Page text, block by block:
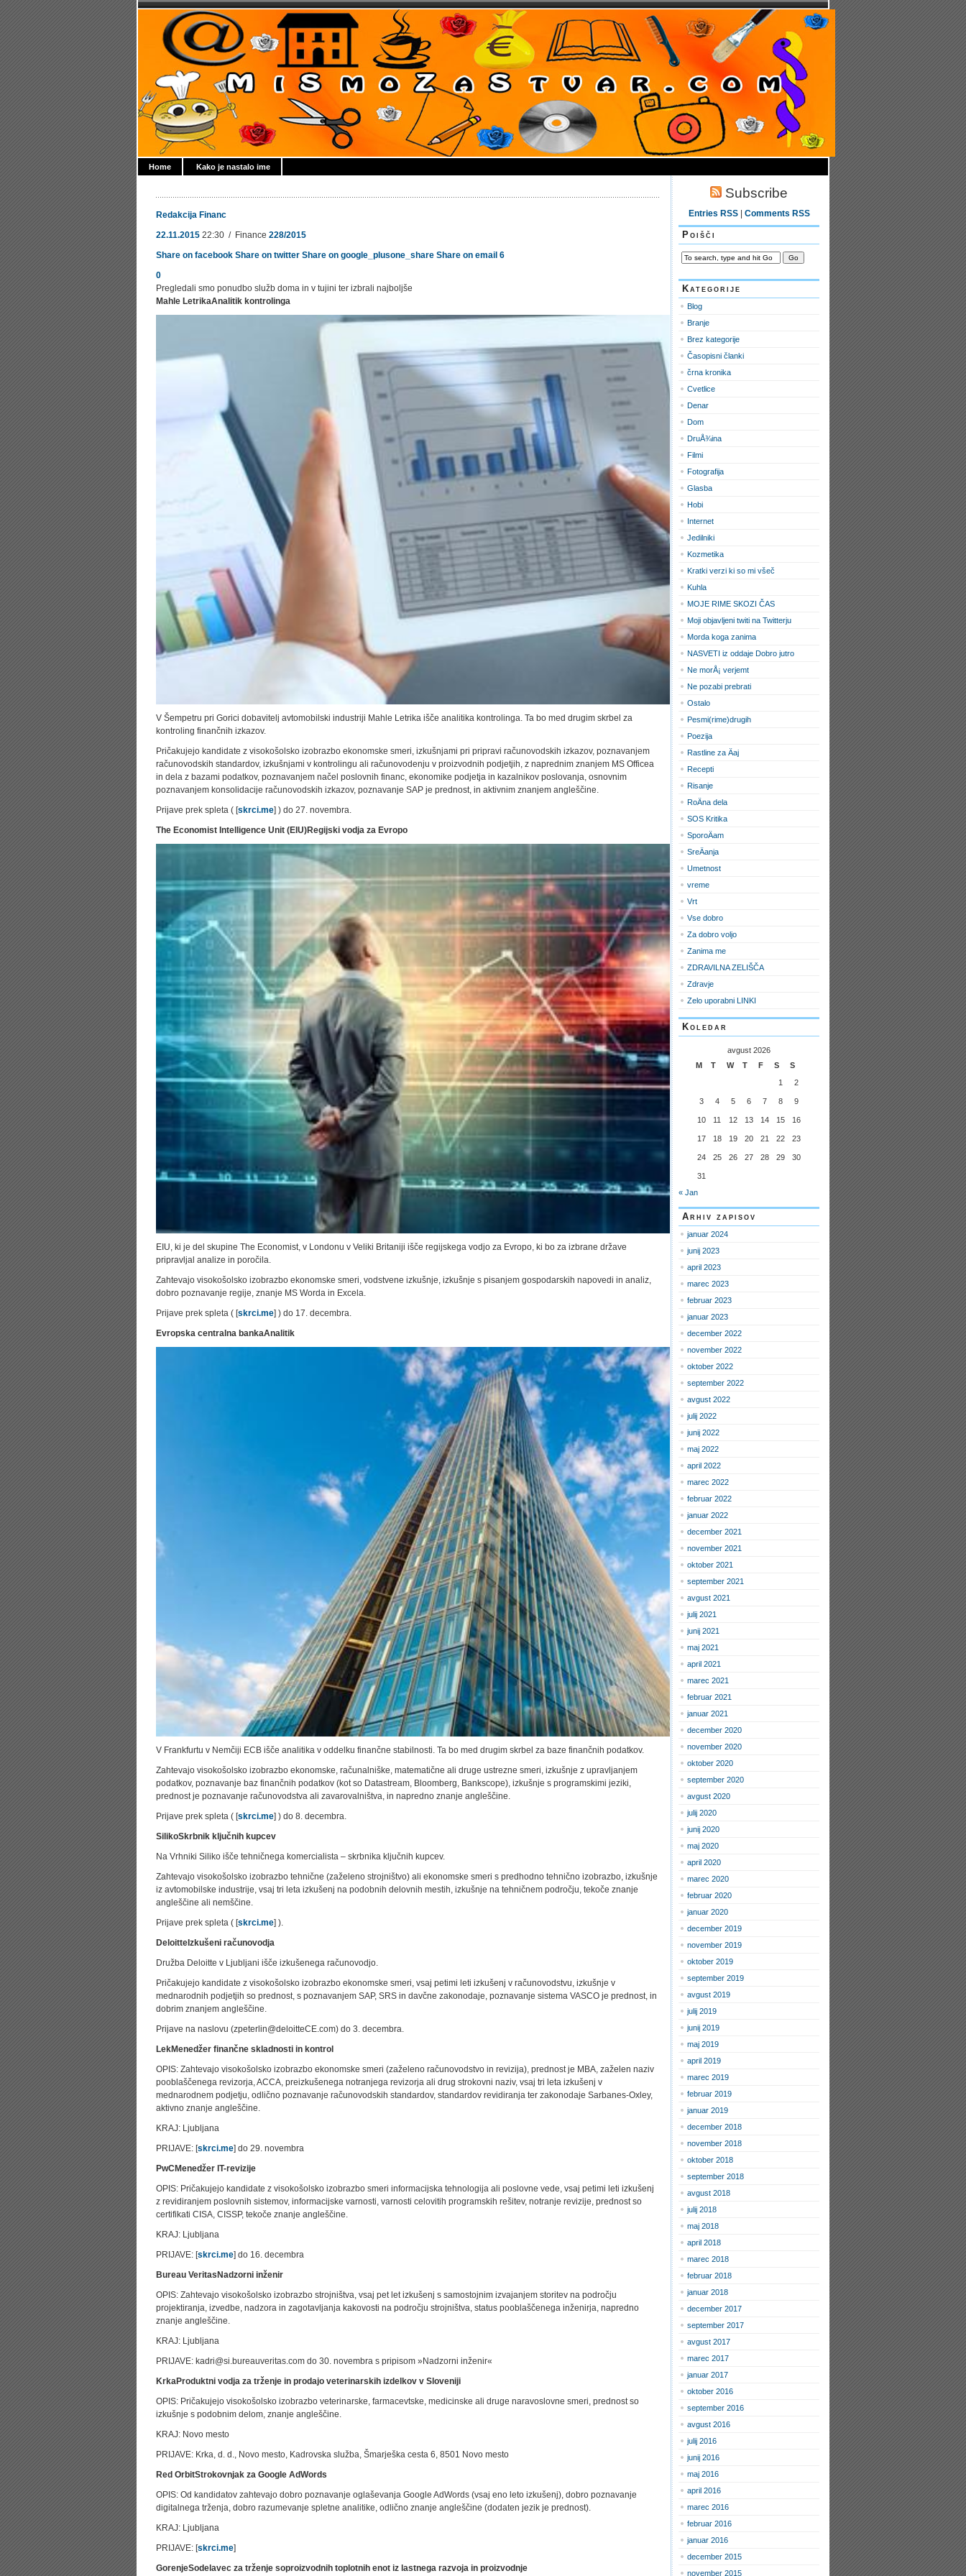
Home Kako je nastalo ime
Redakcija Financ
22.11.2015 22:30 / Finance 228/2015
Share on facebook Share on twitter Share on google_plusone_share Share on email 6
0
Pregledali smo ponudbo služb doma in v tujini ter izbrali najboljše
Mahle LetrikaAnalitik kontrolinga
V Šempetru pri Gorici dobavitelj avtomobilski industriji Mahle Letrika išče analitika kontrolinga. Ta bo med drugim skrbel za
kontroling finančnih izkazov.
Pričakujejo kandidate z visokošolsko izobrazbo ekonomske smeri, izkušnjami pri pripravi računovodskih izkazov, poznavanjem
računovodskih standardov, izkušnjami v kontrolingu ali računovodenju v proizvodnih podjetjih, z naprednim znanjem MS Officea
in dela z bazami podatkov, poznavanjem načel poslovnih financ, ekonomike podjetja in kazalnikov poslovanja, osnovnim
poznavanjem konsolidacije računovodskih izkazov, poznavanje SAP je prednost, in aktivnim znanjem angleščine.
Prijave prek spleta ( [skrci.me] ) do 27. novembra.
The Economist Intelligence Unit (EIU)Regijski vodja za Evropo
EIU, ki je del skupine The Economist, v Londonu v Veliki Britaniji išče regijskega vodjo za Evropo, ki bo za izbrane države
pripravljal analize in poročila.
Zahtevajo visokošolsko izobrazbo ekonomske smeri, vodstvene izkušnje, izkušnje s pisanjem gospodarskih napovedi in analiz,
dobro poznavanje regije, znanje MS Worda in Excela.
Prijave prek spleta ( [skrci.me] ) do 17. decembra.
Evropska centralna bankaAnalitik
V Frankfurtu v Nemčiji ECB išče analitika v oddelku finančne stabilnosti. Ta bo med drugim skrbel za baze finančnih podatkov.
Zahtevajo visokošolsko izobrazbo ekonomske, računalniške, matematične ali druge ustrezne smeri, izkušnje z upravljanjem
podatkov, poznavanje baz finančnih podatkov (kot so Datastream, Bloom­berg, Bankscope), izkušnje s programskimi jeziki,
prednost je poznavanje računovodstva ali zavarovalništva, in napredno znanje angleščine.
Prijave prek spleta ( [skrci.me] ) do 8. decembra.
SilikoSkrbnik ključnih kupcev
Na Vrhniki Siliko išče tehničnega komercialista – skrbnika ključnih kupcev.
Zahtevajo visokošolsko izobrazbo tehnične (zaželeno strojništvo) ali ekonomske smeri s predhodno tehnično izobrazbo, izkušnje
iz avtomobilske industrije, vsaj tri leta izkušenj na podobnih delovnih mestih, izkušnje na tehničnem področju, tekoče znanje
angleščine ali nemščine.
Prijave prek spleta ( [skrci.me] ).
Deloitte Izkušeni računovodja
Družba Deloitte v Ljubljani išče izkušenega računovodjo.
Pričakujejo kandidate z visokošolsko izobrazbo ekonomske smeri, vsaj petimi leti izkušenj v računovodstvu, izkušnje v
mednarodnih podjetjih so prednost, s poznavanjem SAP, SRS in davčne zakonodaje, poznavanje sistema VASCO je prednost, in
dobrim znanjem angleščine.
Prijave na naslovu (zpeterlin@deloitteCE.com) do 3. decembra.
LekMenedžer finančne skladnosti in kontrol
OPIS: Zahtevajo visokošolsko izobrazbo ekonomske smeri (zaželeno računovodstvo in revizija), prednost je MBA, zaželen naziv
pooblaščenega revizorja, ACCA, preizkušenega notranjega revizorja ali drug strokovni naziv, vsaj tri leta izkušenj v
mednarodnem podjetju, odlično poznavanje računovodskih standardov, standardov revidiranja ter zakonodaje Sarbanes-Oxley,
aktivno znanje angleščine.
KRAJ: Ljubljana
PRIJAVE: [skrci.me] do 29. novembra
PwCMenedžer IT-revizije
OPIS: Pričakujejo kandidate z visokošolsko izobrazbo smeri informacijska tehnologija ali poslovne vede, vsaj petimi leti izkušenj
z revidiranjem poslovnih sistemov, informacijske varnosti, varnosti celovitih programskih rešitev, notranje revizije, prednost so
certifikati CISA, CISSP, tekoče znanje angleščine.
KRAJ: Ljubljana
PRIJAVE: [skrci.me] do 16. decembra
Bureau Veritas Nadzorni inženir
OPIS: Zahtevajo visokošolsko izobrazbo strojništva, vsaj pet let izkušenj s samostojnim izvajanjem storitev na področju
projektiranja, izvedbe, nadzora in zagotavljanja kakovosti na področju strojništva, status pooblaščenega inženirja, napredno
znanje angleščine.
KRAJ: Ljubljana
PRIJAVE: kadri@si.bureauveritas.com do 30. novembra s pripisom »Nadzorni inženir«
KrkaProduktni vodja za trženje in prodajo veterinarskih izdelkov v Sloveniji
OPIS: Pričakujejo visokošolsko izobrazbo veterinarske, farmacevtske, medicinske ali druge naravoslovne smeri, prednost so
izkušnje s podobnim delom, znanje angleščine.
KRAJ: Novo mesto
PRIJAVE: Krka, d. d., Novo mesto, Kadrovska služba, Šmarješka cesta 6, 8501 Novo mesto
Red OrbitStrokovnjak za Google AdWords
OPIS: Od kandidatov zahtevajo dobro poznavanje oglaševanja Goo­gle AdWords (vsaj eno leto izkušenj), dobro poznavanje
digitalnega trženja, dobro razumevanje spletne analitike, odlično znanje angleščine (dodaten jezik je prednost).
KRAJ: Ljubljana
PRIJAVE: [skrci.me]
GorenjeSodelavec za trženje soproizvodnih toplotnih enot iz lastnega razvoja in proizvodnje
Subscribe
Entries RSS| Comments RSS
Poišči
Kategorije
Blog
Branje
Brez kategorije
Časopisni članki
črna kronika
Cvetlice
Denar
Dom
DruÅ¾ina
Filmi
Fotografija
Glasba
Hobi
Internet
Jedilniki
Kozmetika
Kratki verzi ki so mi všeč
Kuhla
MOJE RIME SKOZI ČAS
Moji objavljeni twiti na Twitterju
Morda koga zanima
NASVETI iz oddaje Dobro jutro
Ne morÅ¡ verjemt
Ne pozabi prebrati
Ostalo
Pesmi(rime)drugih
Poezija
Rastline za Äaj
Recepti
Risanje
RoÄna dela
SOS Kritika
SporoÄam
SreÄanja
Umetnost
vreme
Vrt
Vse dobro
Za dobro voljo
Zanima me
ZDRAVILNA ZELIŠČA
Zdravje
Zelo uporabni LINKI
Koledar
avgust 2026
M
T W T F S
S
1
2
3 4 5 6 7 8 9
10 11 12 13 14 15 16
17 18 19 20 21 22 23
24 25 26 27 28 29 30
31
« Jan
Arhiv zapisov
januar 2024
junij 2023
april 2023
marec 2023
februar 2023
januar 2023
december 2022
november 2022
oktober 2022
september 2022
avgust 2022
julij 2022
junij 2022
maj 2022
april 2022
marec 2022
februar 2022
januar 2022
december 2021
november 2021
oktober 2021
september 2021
avgust 2021
julij 2021
junij 2021
maj 2021
april 2021
marec 2021
februar 2021
januar 2021
december 2020
november 2020
oktober 2020
september 2020
avgust 2020
julij 2020
junij 2020
maj 2020
april 2020
marec 2020
februar 2020
januar 2020
december 2019
november 2019
oktober 2019
september 2019
avgust 2019
julij 2019
junij 2019
maj 2019
april 2019
marec 2019
februar 2019
januar 2019
december 2018
november 2018
oktober 2018
september 2018
avgust 2018
julij 2018
maj 2018
april 2018
marec 2018
februar 2018
januar 2018
december 2017
september 2017
avgust 2017
marec 2017
januar 2017
oktober 2016
september 2016
avgust 2016
julij 2016
junij 2016
maj 2016
april 2016
marec 2016
februar 2016
januar 2016
december 2015
november 2015